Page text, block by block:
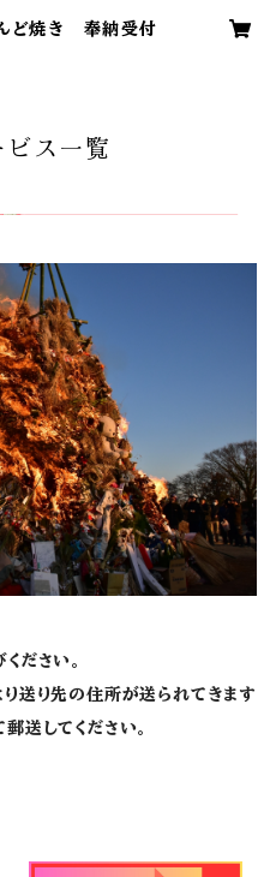
焼き 奉納受付
ス一覧
ださい。
送り先の住所が送られてきます
送してください。